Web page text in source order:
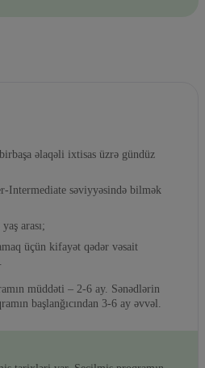
əlaqəli ixtisas üzrə gündüz
Intermediate səviyyəsində bilmək
arası;
üçün kifayət qədər vəsait
müddəti – 2-6 ay. Sənədlərin
başlanğıcından 3-6 ay əvvəl.